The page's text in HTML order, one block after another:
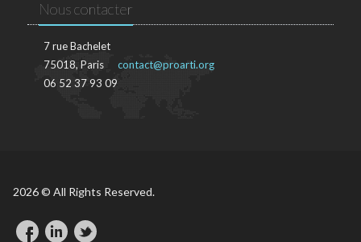
Nous contacter
7 rue Bachelet
75018, Paris
06 52 37 93 09
contact@proarti.org
2026 © All Rights Reserved.